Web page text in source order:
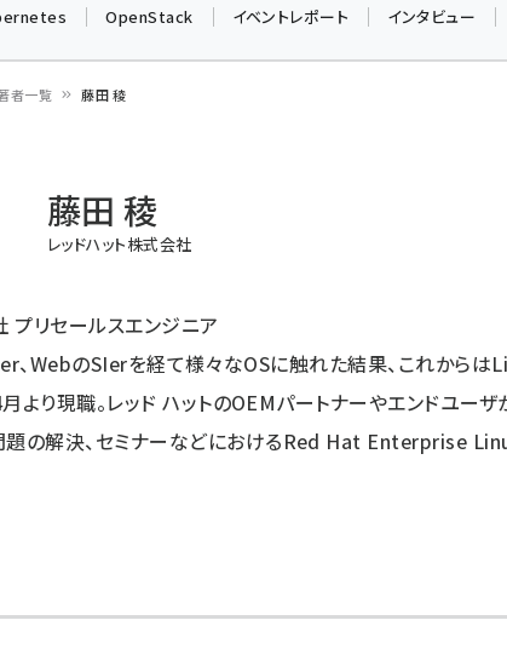
OpenStack イベントレポート インタビュー
者一覧 藤田 稜
藤田 稜
レッドハット株式会社
プリセールスエンジニア
、WebのSIerを経て様々なOSに触れた結果、これからは
より現職。レッド ハットのOEMパートナーやエンドユー
の解決、セミナーなどにおけるRed Hat Enterprise